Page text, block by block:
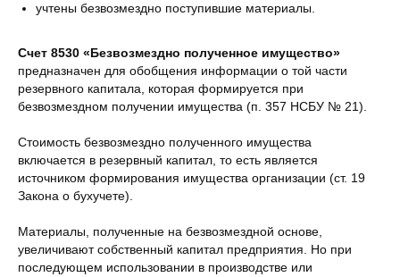
учтены безвозмездно поступившие материалы.
Счет 8530 «Безвозмездно полученное имущество»
предназначен для обобщения информации о той части
резервного капитала, которая формируется при
безвозмездном получении имущества (п. 357 НСБУ № 21).
Стоимость безвозмездно полученного имущества
включается в резервный капитал, то есть является
источником формирования имущества организации (ст. 19
Закона о бухучете).
Материалы, полученные на безвозмездной основе,
увеличивают собственный капитал предприятия. Но при
последующем использовании в производстве или